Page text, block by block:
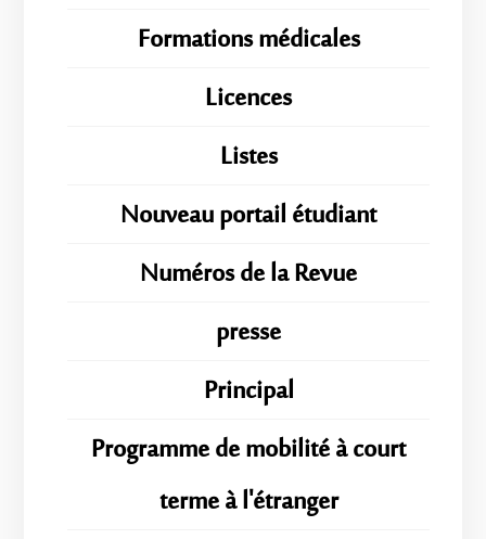
Formations médicales
Licences
Listes
Nouveau portail étudiant
Numéros de la Revue
presse
Principal
Programme de mobilité à court
terme à l'étranger